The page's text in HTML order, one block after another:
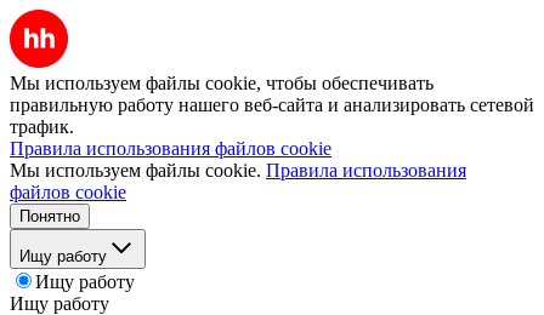
Мы используем файлы cookie, чтобы обеспечивать
правильную работу нашего веб-сайта и анализировать сетевой
трафик.
Правила использования файлов cookie
Мы используем файлы cookie. Правила использования
файлов cookie
Понятно
Ищу работу
Ищу работу
Ищу работу